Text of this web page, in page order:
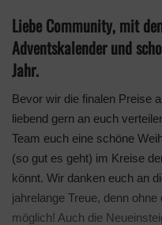
Liebe Community, mit
Adventskalender und
Jahr.
Bevor wir die finalen Preise
liebend gern an euch
Team euch eine schöne
(so gut es geht) im Kreise
könnt. Wir danken euch an
jahrelange Treue, denn
möglich! Auch die